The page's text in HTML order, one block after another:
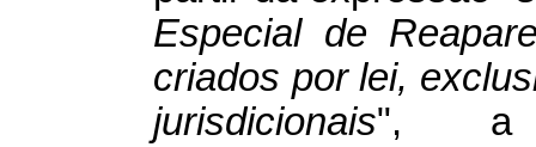
Especial de
criados por lei,
jurisdicionais", a